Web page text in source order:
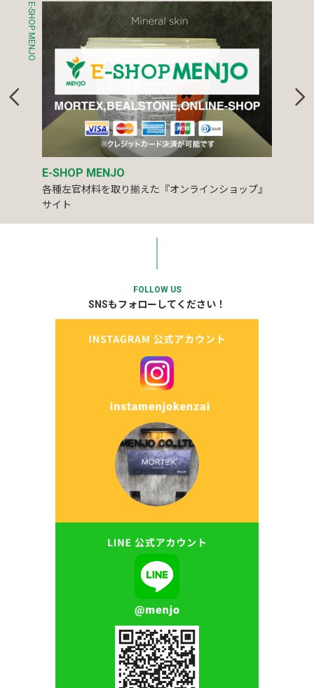
E-SHOP MENJO
E-SHOP MENJO
各種左官材料を取り揃えた『オンラインショップ』
サイト
FOLLOW US
SNSもフォローしてください！